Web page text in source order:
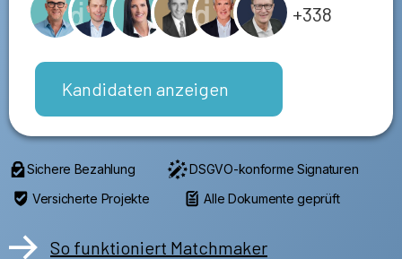
+338
Kandidaten anzeigen
Sichere Bezahlung
DSGVO-konforme Signaturen
Versicherte Projekte
Alle Dokumente geprüft
So funktioniert Matchmaker